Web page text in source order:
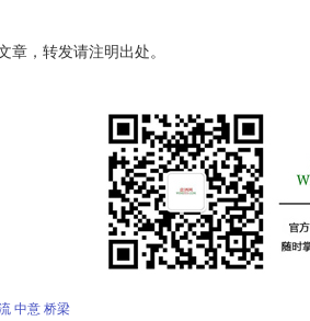
章，转发请注明出处。
中意 桥梁